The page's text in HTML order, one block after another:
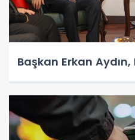
Başkan Erkan Aydın,